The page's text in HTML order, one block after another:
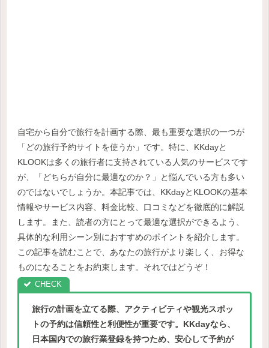
自宅から自分で旅行を計画する際、最も重要な選択の一つが
「どの旅行予約サイトを使うか」です。特に、KKdayと
KLOOKは多くの旅行者に支持されている人気のサービスです
が、「どちらが自分に最適なのか？」と悩んでいる方も多い
のではないでしょうか。本記事では、KKdayとKLOOKの基本
情報やサービス内容、料金比較、口コミなどを徹底的に解説
します。また、読者の方にとって最適な選択ができるよう、
具体的な利用シーン別におすすめのポイントを紹介します。
この記事を読むことで、あなたの旅行がより楽しく、お得な
ものになることをお約束します。それではどうぞ！
旅行の計画を立てる際、アクティビティや観光スポッ
トの予約は信頼性と利便性が重要です。KKdayなら、
日本国内での旅行業登録を持つため、安心して予約が